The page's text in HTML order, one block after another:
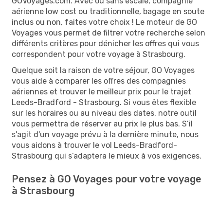
aérienne low cost ou traditionnelle, bagage en soute
inclus ou non, faites votre choix ! Le moteur de GO
Voyages vous permet de filtrer votre recherche selon
différents critères pour dénicher les offres qui vous
correspondent pour votre voyage à Strasbourg.
Quelque soit la raison de votre séjour, GO Voyages
vous aide à comparer les offres des compagnies
aériennes et trouver le meilleur prix pour le trajet
Leeds-Bradford - Strasbourg. Si vous êtes flexible
sur les horaires ou au niveau des dates, notre outil
vous permettra de réserver au prix le plus bas. S’il
s'agit d'un voyage prévu à la dernière minute, nous
vous aidons à trouver le vol Leeds-Bradford-
Strasbourg qui s’adaptera le mieux à vos exigences.
Pensez à GO Voyages pour votre voyage
à Strasbourg